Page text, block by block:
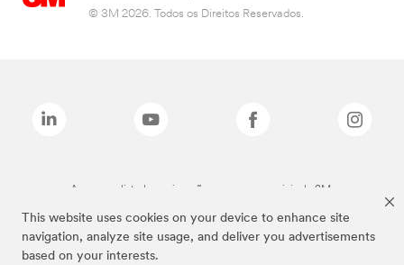
This website uses cookies on your device to enhance site
navigation, analyze site usage, and deliver you advertisements
based on your interests.
© 3M 2026. Todos os Direitos Reservados.
As marcas listadas a cima são marcas comerciais da 3M.